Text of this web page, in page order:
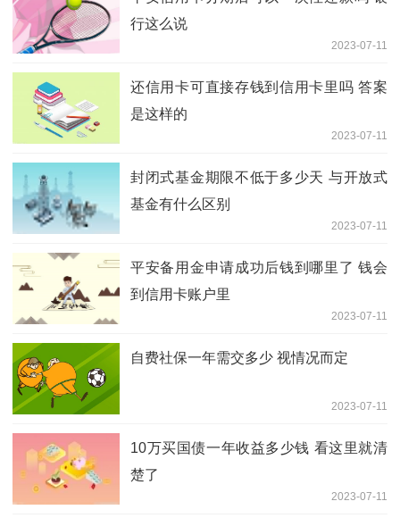
行这么说
2023-07-11
还信用卡可直接存钱到信用卡里吗 答案
是这样的
2023-07-11
封闭式基金期限不低于多少天 与开放式
基金有什么区别
2023-07-11
平安备用金申请成功后钱到哪里了 钱会
到信用卡账户里
2023-07-11
自费社保一年需交多少 视情况而定
2023-07-11
10万买国债一年收益多少钱 看这里就清
楚了
2023-07-11